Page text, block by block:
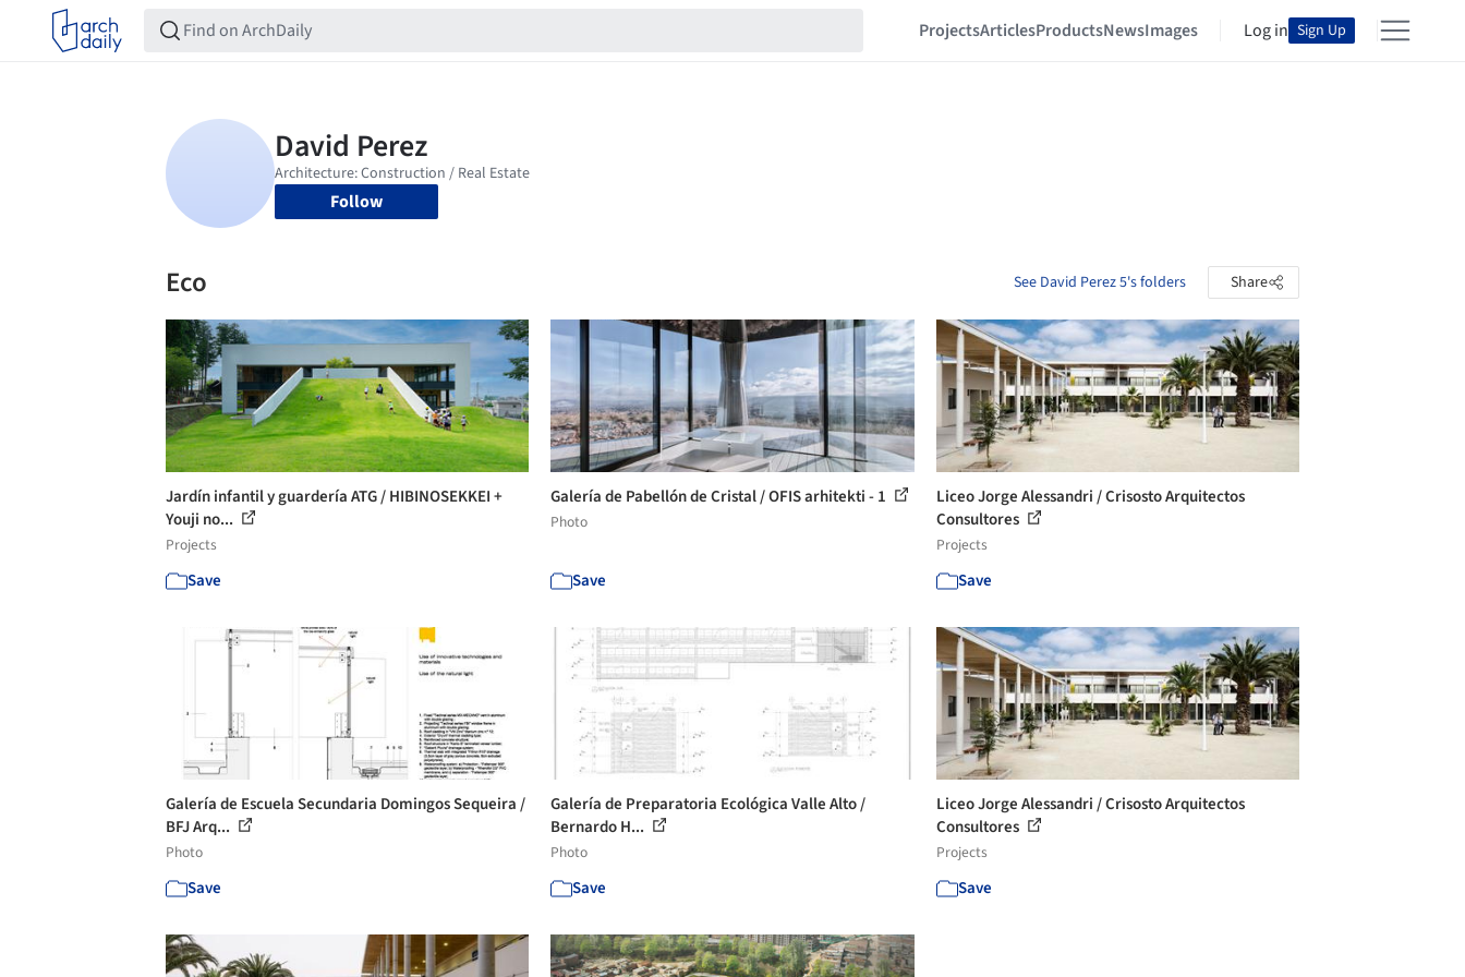
ProjectsArticlesProductsNewsImages Log in Sign Up
Follow
Eco See David Perez 5's folders Share
Jardín infantil y guardería ATG / HIBINOSEKKEI +
Youji no...
Projects
Save
Galería de Pabellón de Cristal / OFIS arhitekti - 1
Photo
Save
Liceo Jorge Alessandri / Crisosto Arquitectos
Consultores
Projects
Save
Galería de Escuela Secundaria Domingos Sequeira /
BFJ Arq...
Photo
Save
Galería de Preparatoria Ecológica Valle Alto /
Bernardo H...
Photo
Save
Liceo Jorge Alessandri / Crisosto Arquitectos
Consultores
Projects
Save